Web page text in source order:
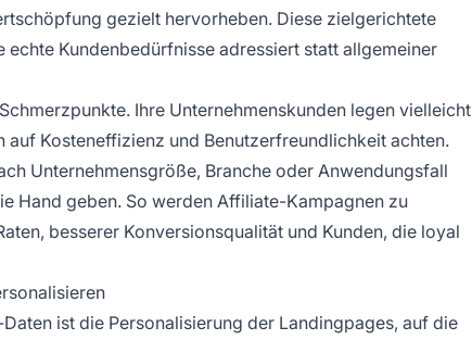
gezielt hervorheben. Diese zielgerichtete
Kundenbedürfnisse adressiert statt allgemeiner
Ihre Unternehmenskunden legen vielleicht
Kosteneffizienz und Benutzerfreundlichkeit achten.
Unternehmensgröße, Branche oder Anwendungsfall
Hand geben. So werden Affiliate-Kampagnen zu
besserer Konversionsqualität und Kunden, die loyal
ist die Personalisierung der Landingpages, auf die